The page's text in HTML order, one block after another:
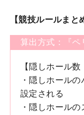
【競技ルールまと
算出方式：『ペ
【隠しホール数
・隠しホール
設定される
・隠しホール